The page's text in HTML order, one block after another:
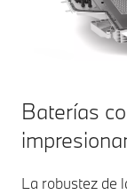
Baterías
La robustez de